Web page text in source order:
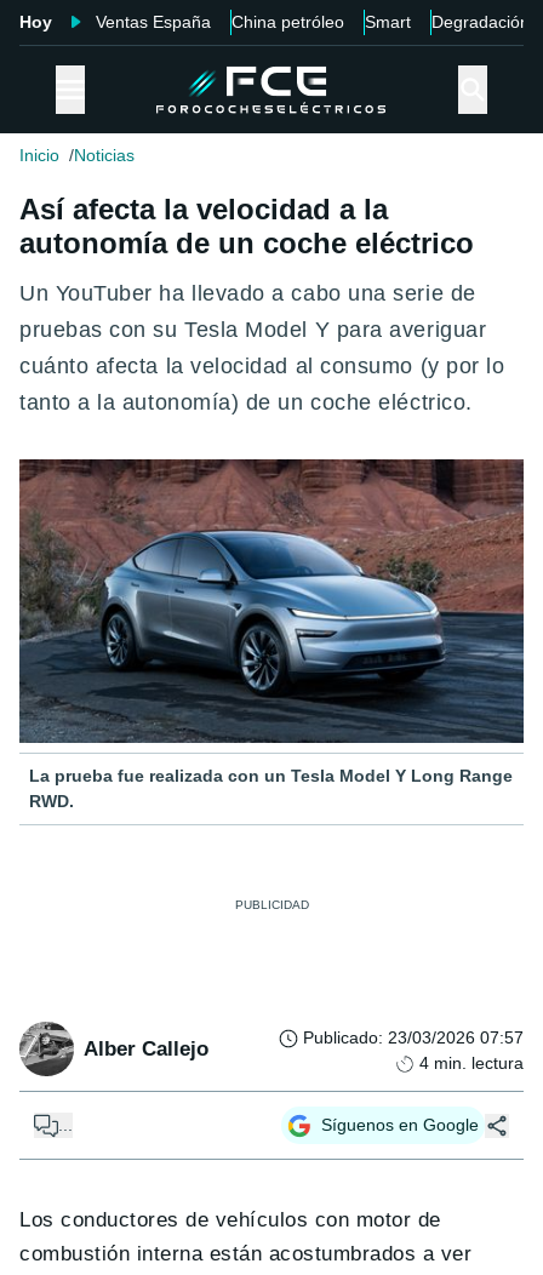
Hoy Ventas España China petróleo Smart Degradación
Inicio Noticias
Así afecta la velocidad a la
autonomía de un coche eléctrico
Un YouTuber ha llevado a cabo una serie de
pruebas con su Tesla Model Y para averiguar
cuánto afecta la velocidad al consumo (y por lo
tanto a la autonomía) de un coche eléctrico.
La prueba fue realizada con un Tesla Model Y Long Range
RWD.
Alber Callejo Publicado: 23/03/2026 07:57
4 min. lectura
... Síguenos en Google
Los conductores de vehículos con motor de
combustión interna están acostumbrados a ver